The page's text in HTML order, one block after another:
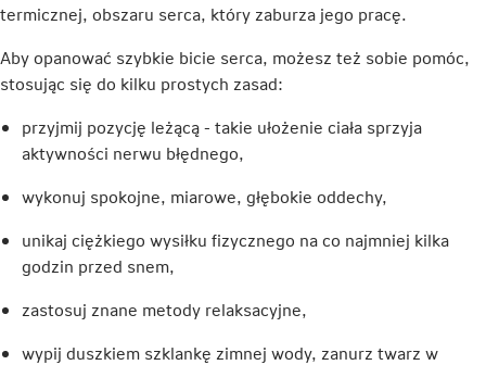
termicznej, obszaru serca, który zaburza jego pracę.
Aby opanować szybkie bicie serca, możesz też sobie pomóc,
stosując się do kilku prostych zasad:
przyjmij pozycję leżącą - takie ułożenie ciała sprzyja
aktywności nerwu błędnego,
wykonuj spokojne, miarowe, głębokie oddechy,
unikaj ciężkiego wysiłku fizycznego na co najmniej kilka
godzin przed snem,
zastosuj znane metody relaksacyjne,
wypij duszkiem szklankę zimnej wody, zanurz twarz w